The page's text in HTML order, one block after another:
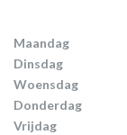
Maandag
Dinsdag
Woensdag
Donderdag
Vrijdag